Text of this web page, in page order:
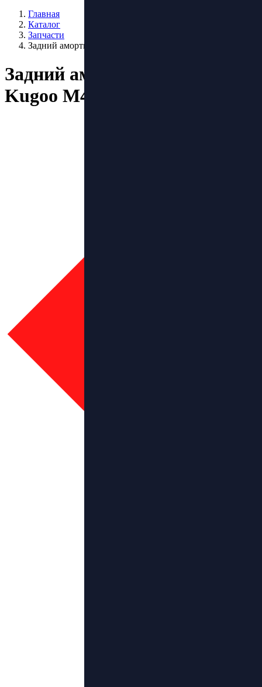
Главная
Каталог
Запчасти
Задний амортизатор 110мм Kugoo M4 Pro/Max Speed
Задний амортизатор 110мм
Kugoo M4 Pro/Max Speed